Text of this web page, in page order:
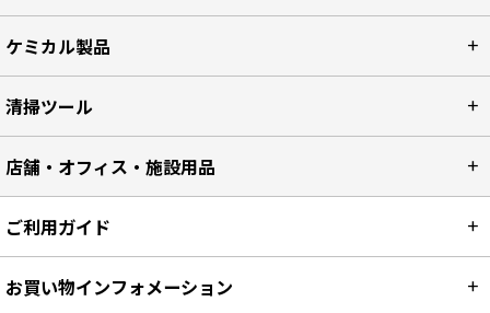
ケミカル製品
清掃ツール
店舗・オフィス・施設用品
ご利用ガイド
お買い物インフォメーション